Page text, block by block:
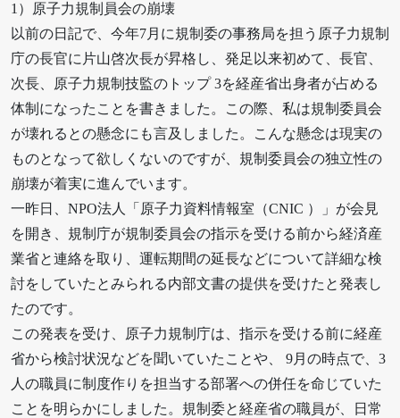
1）原子力規制員会の崩壊
以前の日記で、今年7月に規制委の事務局を担う原子力規制
庁の長官に片山啓次長が昇格し、発足以来初めて、長官、
次長、原子力規制技監のトップ 3を経産省出身者が占める
体制になったことを書きました。この際、私は規制委員会
が壊れるとの懸念にも言及しました。こんな懸念は現実の
ものとなって欲しくないのですが、規制委員会の独立性の
崩壊が着実に進んでいます。
一昨日、NPO法人「原子力資料情報室（CNIC ）」が会見
を開き、規制庁が規制委員会の指示を受ける前から経済産
業省と連絡を取り、運転期間の延長などについて詳細な検
討をしていたとみられる内部文書の提供を受けたと発表し
たのです。
この発表を受け、原子力規制庁は、指示を受ける前に経産
省から検討状況などを聞いていたことや、 9月の時点で、3
人の職員に制度作りを担当する部署への併任を命じていた
ことを明らかにしました。規制委と経産省の職員が、日常